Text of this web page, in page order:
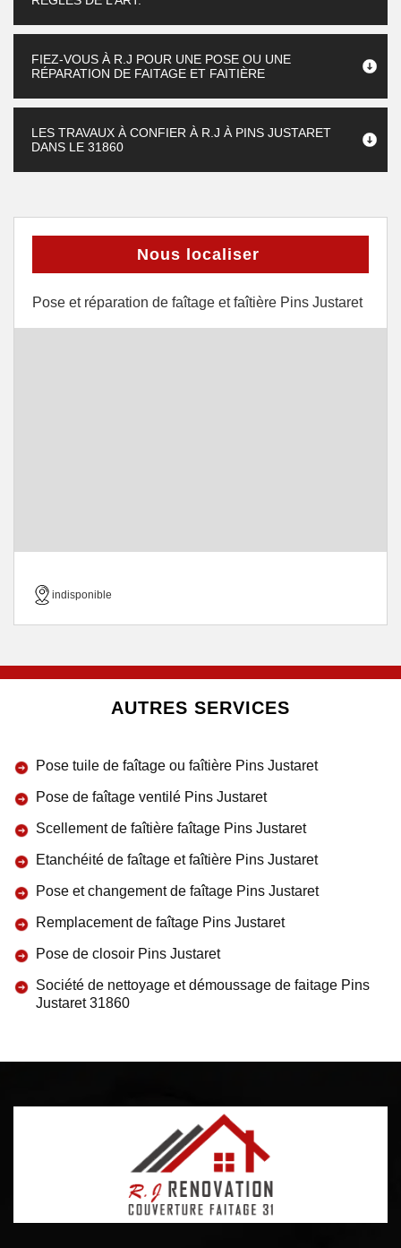
FIEZ-VOUS À R.J POUR UNE POSE OU UNE
RÉPARATION DE FAITAGE ET FAITIÈRE
LES TRAVAUX À CONFIER À R.J À PINS JUSTARET
DANS LE 31860
Nous localiser
Pose et réparation de faîtage et faîtière Pins Justaret
indisponible
AUTRES SERVICES
Pose tuile de faîtage ou faîtière Pins Justaret
Pose de faîtage ventilé Pins Justaret
Scellement de faîtière faîtage Pins Justaret
Etanchéité de faîtage et faîtière Pins Justaret
Pose et changement de faîtage Pins Justaret
Remplacement de faîtage Pins Justaret
Pose de closoir Pins Justaret
Société de nettoyage et démoussage de faitage Pins
Justaret 31860